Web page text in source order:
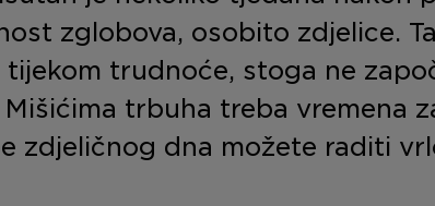
zglobova, osobito zdjelice.
tijekom trudnoće, stoga ne
trbuha treba vremena
zdjeličnog dna možete raditi